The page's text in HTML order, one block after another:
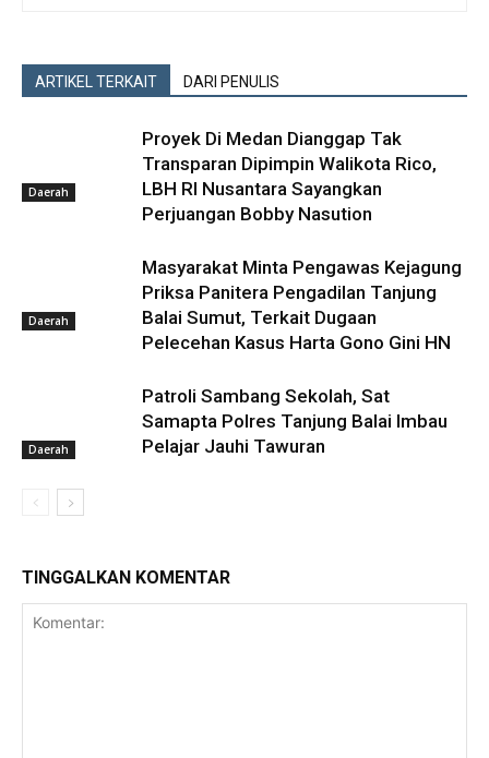
ARTIKEL TERKAIT DARI PENULIS
Daerah
Proyek Di Medan Dianggap Tak
Transparan Dipimpin Walikota Rico,
LBH RI Nusantara Sayangkan
Perjuangan Bobby Nasution
Daerah
Masyarakat Minta Pengawas Kejagung
Priksa Panitera Pengadilan Tanjung
Balai Sumut, Terkait Dugaan
Pelecehan Kasus Harta Gono Gini HN
Daerah
Patroli Sambang Sekolah, Sat
Samapta Polres Tanjung Balai Imbau
Pelajar Jauhi Tawuran
TINGGALKAN KOMENTAR